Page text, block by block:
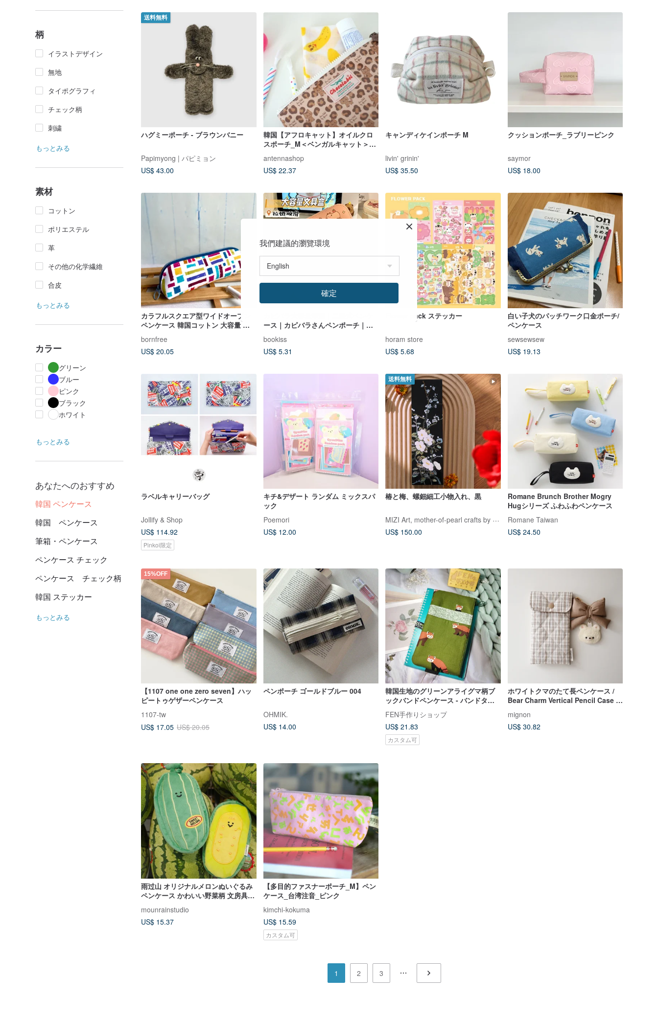
柄
イラストデザイン
無地
タイポグラフィ
チェック柄
刺繍
もっとみる
素材
コットン
ポリエステル
革
その他の化学繊維
合皮
もっとみる
カラー
グリーン
ブルー
ピンク
ブラック
ホワイト
もっとみる
あなたへのおすすめ
韓国 ペンケース
韓国 ペンケース
筆箱・ペンケース
ペンケース チェック
ペンケース チェック柄
韓国 ステッカー
もっとみる
送料無料
ハグミーポーチ - ブラウンバニー
Papimyong | パピミョン
US$ 43.00
韓国【アフロキャット】オイルクロ
スポーチ_M＜ベンガルキャット＞レ
トロ紙人形 財布 コスメバッグ ペン
ケース 文房具収納
antennashop
US$ 22.37
キャンディケインポーチ M
livin' grinin'
US$ 35.50
クッションポーチ_ラブリーピンク
saymor
US$ 18.00
カラフルスクエア型ワイドオープン
ペンケース 韓国コットン 大容量 収
プレゼント交換
bornfree
US$ 20.05
ース｜カピバラさんペンポーチ｜可
bookiss
US$ 5.31
Flower pack ステッカー
horam store
US$ 5.68
白い子犬のパッチワーク口金ポーチ/
ペンケース
sewsewsew
US$ 19.13
ラベルキャリーバッグ
Jollify & Shop
US$ 114.92
Pinkoi限定
キチ&デザート ランダム ミックスパ
ック
Poemori
US$ 12.00
送料無料
椿と梅、螺鈿細工小物入れ、黒
MIZI Art, mother-of-pearl crafts by Korean artist
US$ 150.00
Romane Brunch Brother Mogry
Hugシリーズ ふわふわペンケース
Romane Taiwan
US$ 24.50
15%OFF
【1107 one one zero seven】ハッ
ピートゥゲザーペンケース
1107-tw
US$ 17.05 US$ 20.05
ペンポーチ ゴールドブルー 004
OHMIK.
US$ 14.00
韓国生地のグリーンアライグマ柄ブ
ックバンドペンケース - バンドタイ
プペンケース - ブックバンドペンケ
ース - 束ねるペンケース - ブックバ
ウンドペンケース
FEN手作りショップ
US$ 21.83
カスタム可
ホワイトクマのたて長ペンケース /
Bear Charm Vertical Pencil Case –
mignon
US$ 30.82
雨过山 オリジナルメロンぬいぐるみ
ペンケース かわいい野菜柄 文房具ポ
納バッグ
mounrainstudio
US$ 15.37
【多目的ファスナーポーチ_M】ペン
ケース_台湾注音_ピンク
kimchi-kokuma
US$ 15.59
カスタム可
1 2 3
我們建議的瀏覽環境
確定